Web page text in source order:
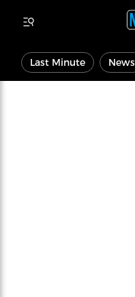
Last Minute News